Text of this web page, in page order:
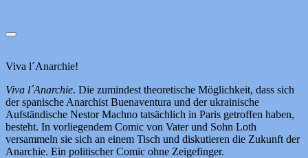
Viva l´Anarchie!
Viva l´Anarchie. Die zumindest theoretische Möglichkeit, dass sich
der spanische Anarchist Buenaventura und der ukrainische
Aufständische Nestor Machno tatsächlich in Paris getroffen haben,
besteht. In vorliegendem Comic von Vater und Sohn Loth
versammeln sie sich an einem Tisch und diskutieren die Zukunft der
Anarchie. Ein politischer Comic ohne Zeigefinger.